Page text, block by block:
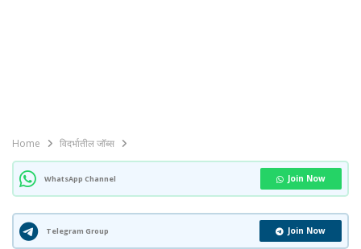
Home विदर्भातील जॉब्स
WhatsApp Channel Join Now
Telegram Group Join Now